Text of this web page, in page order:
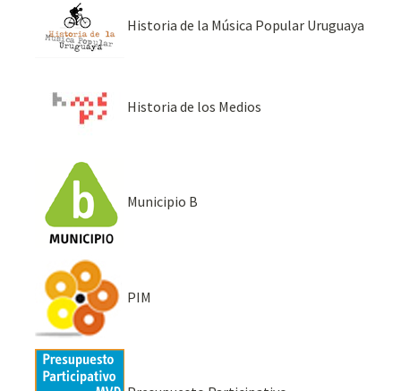
Historia de la Música Popular Uruguaya
Historia de los Medios
Municipio B
PIM